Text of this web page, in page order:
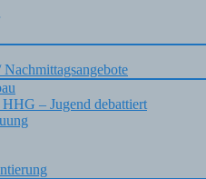
– Jugend debattiert